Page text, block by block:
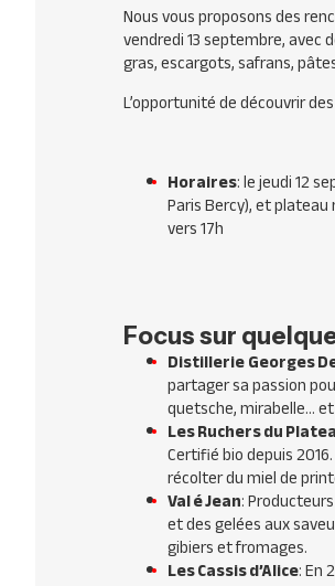
Nous vous proposons des
vendredi 13 septembre, avec
gras, escargots, safrans,
L’opportunité de découvrir
Horaires: le jeudi 12
Paris Bercy), et
vers 17h
Focus sur
DistillerieGeorges
partager sa passion
quetsche, mirabelle…
Les Ruchers du
Certifié bio depuis
récolter du miel de
Val é Jean:
et des gelées aux
gibiers et fromages.
Les Cassis d’Alice: En